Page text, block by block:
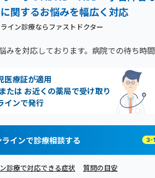
関するお悩みを幅広く対応
イン診療ならファストドクター
を対応しております。病院での待ち時
医療証が適用
たは お近くの薬局で受け取り
インで発行
インで診療相談する
診療で対応できる症状 質問の目安